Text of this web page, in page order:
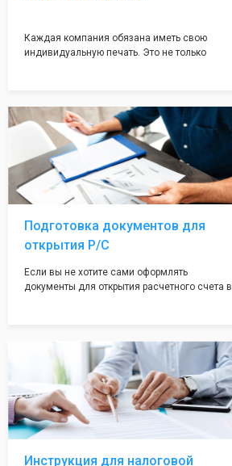
Каждая компания обязана иметь свою
индивидуальную печать. Это не только
вам поможем с помощью изготовления
печати по индивидуальному эскизу, который
Вы выберете сами из нашего каталога.
Подготовка документов для
открытия Р/С
Если вы не хотите сами оформлять
документы для открытия расчетного счета в
открытия счета, с минимальным затратом
вашего времени и сил!
Инструкция для налоговой